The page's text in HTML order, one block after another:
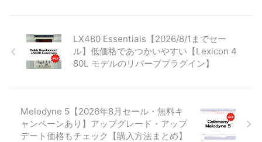
LX480 Essentials【2026/8/1までセー
ル】低価格であつかいやすい【Lexicon 4
80L モデルのリバーブプラグイン】
Melodyne 5【2026年8月セール・無料キ
ャンペーンあり】アップグレード・アップ
デート価格もチェック【購入方法まとめ】